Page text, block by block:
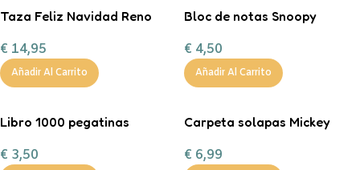
Taza Feliz Navidad Reno
personalizable con
chocolate a la taza, nub
€ 14,95
Añadir Al Carrito
Bloc de notas Snoopy
€ 4,50
Añadir Al Carrito
Libro 1000 pegatinas
€ 3,50
Carpeta solapas Mickey
€ 6,99